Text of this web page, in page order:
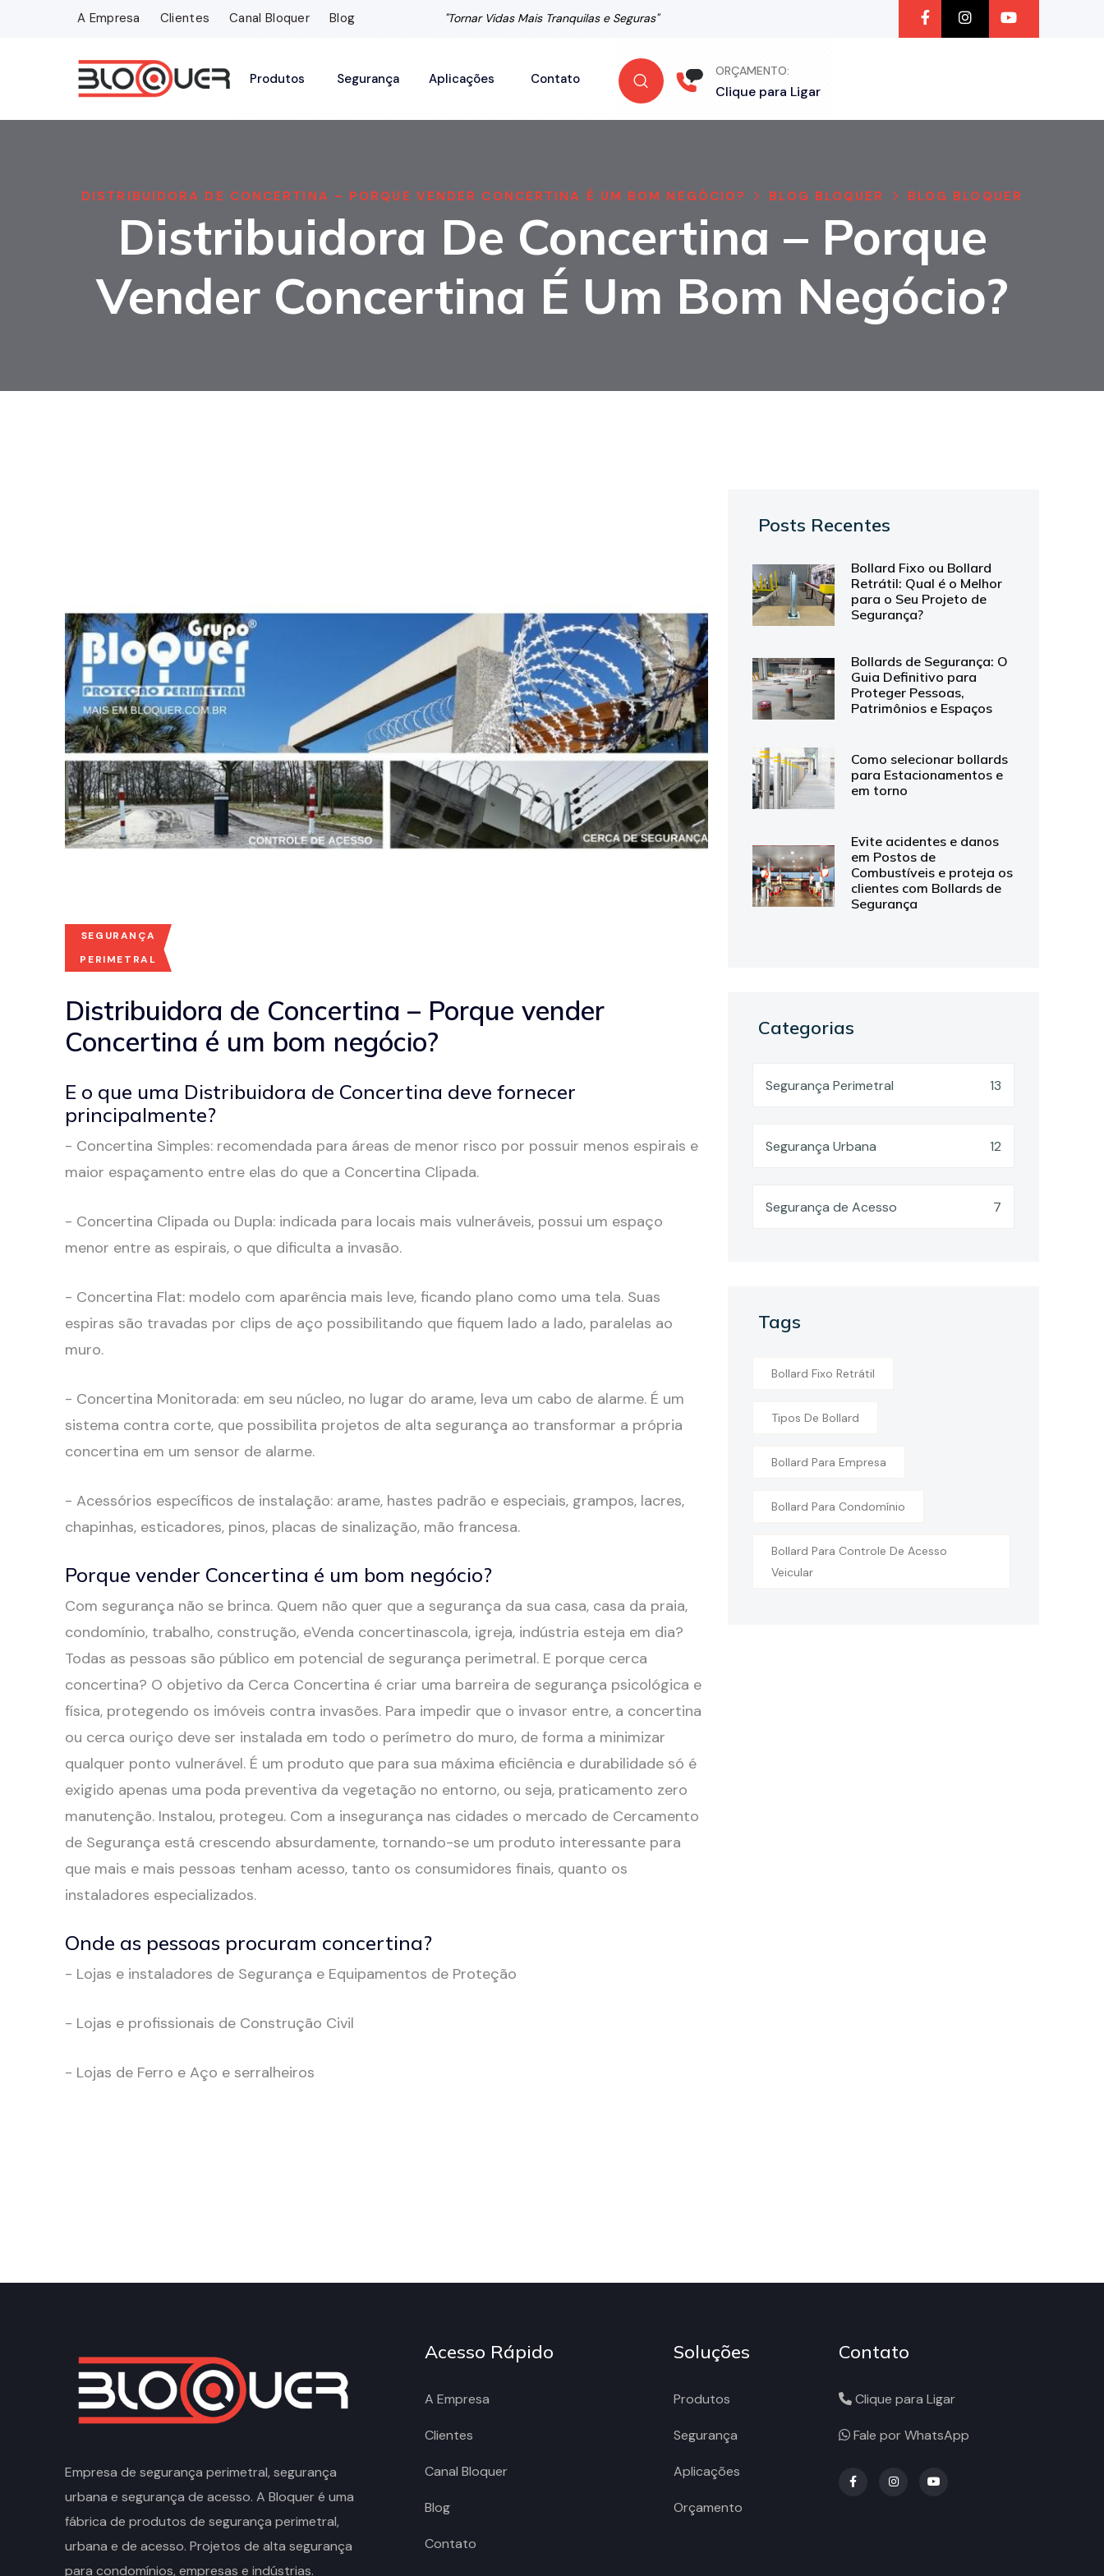
A Empresa Clientes Canal Bloquer Blog "Tornar Vidas Mais Tranquilas e Seguras"
Produtos Segurança Aplicações Contato
ORÇAMENTO:
Clique para Ligar
DISTRIBUIDORA DE CONCERTINA – PORQUE VENDER CONCERTINA É UM BOM NEGÓCIO? BLOG BLOQUER BLOG BLOQUER
Distribuidora De Concertina – Porque
Vender Concertina É Um Bom Negócio?
SEGURANÇA
PERIMETRAL
Distribuidora de Concertina – Porque vender
Concertina é um bom negócio?
E o que uma Distribuidora de Concertina deve fornecer
principalmente?
- Concertina Simples: recomendada para áreas de menor risco por possuir menos espirais e
maior espaçamento entre elas do que a Concertina Clipada.
- Concertina Clipada ou Dupla: indicada para locais mais vulneráveis, possui um espaço
menor entre as espirais, o que dificulta a invasão.
- Concertina Flat: modelo com aparência mais leve, ficando plano como uma tela. Suas
espiras são travadas por clips de aço possibilitando que fiquem lado a lado, paralelas ao
muro.
- Concertina Monitorada: em seu núcleo, no lugar do arame, leva um cabo de alarme. É um
sistema contra corte, que possibilita projetos de alta segurança ao transformar a própria
concertina em um sensor de alarme.
- Acessórios específicos de instalação: arame, hastes padrão e especiais, grampos, lacres,
chapinhas, esticadores, pinos, placas de sinalização, mão francesa.
Porque vender Concertina é um bom negócio?
Com segurança não se brinca. Quem não quer que a segurança da sua casa, casa da praia,
condomínio, trabalho, construção, eVenda concertinascola, igreja, indústria esteja em dia?
Todas as pessoas são público em potencial de segurança perimetral. E porque cerca
concertina? O objetivo da Cerca Concertina é criar uma barreira de segurança psicológica e
física, protegendo os imóveis contra invasões. Para impedir que o invasor entre, a concertina
ou cerca ouriço deve ser instalada em todo o perímetro do muro, de forma a minimizar
qualquer ponto vulnerável. É um produto que para sua máxima eficiência e durabilidade só é
exigido apenas uma poda preventiva da vegetação no entorno, ou seja, praticamento zero
manutenção. Instalou, protegeu. Com a insegurança nas cidades o mercado de Cercamento
de Segurança está crescendo absurdamente, tornando-se um produto interessante para
que mais e mais pessoas tenham acesso, tanto os consumidores finais, quanto os
instaladores especializados.
Onde as pessoas procuram concertina?
- Lojas e instaladores de Segurança e Equipamentos de Proteção
- Lojas e profissionais de Construção Civil
- Lojas de Ferro e Aço e serralheiros
Posts Recentes
Bollard Fixo ou Bollard
Retrátil: Qual é o Melhor
para o Seu Projeto de
Segurança?
Bollards de Segurança: O
Guia Definitivo para
Proteger Pessoas,
Patrimônios e Espaços
Como selecionar bollards
para Estacionamentos e
em torno
Evite acidentes e danos
em Postos de
Combustíveis e proteja os
clientes com Bollards de
Segurança
Categorias
Segurança Perimetral 13
Segurança Urbana 12
Segurança de Acesso 7
Tags
Bollard Fixo Retrátil
Tipos De Bollard
Bollard Para Empresa
Bollard Para Condomínio
Bollard Para Controle De Acesso
Veicular
Empresa de segurança perimetral, segurança
urbana e segurança de acesso. A Bloquer é uma
fábrica de produtos de segurança perimetral,
urbana e de acesso. Projetos de alta segurança
para condomínios, empresas e indústrias.
Acesso Rápido
A Empresa
Clientes
Canal Bloquer
Blog
Contato
Soluções
Produtos
Segurança
Aplicações
Orçamento
Contato
Clique para Ligar
Fale por WhatsApp